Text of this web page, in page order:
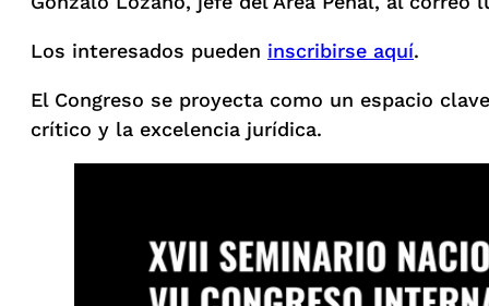
Los interesados pueden inscribirse aquí.
El Congreso se proyecta como un espacio
crítico y la excelencia jurídica.